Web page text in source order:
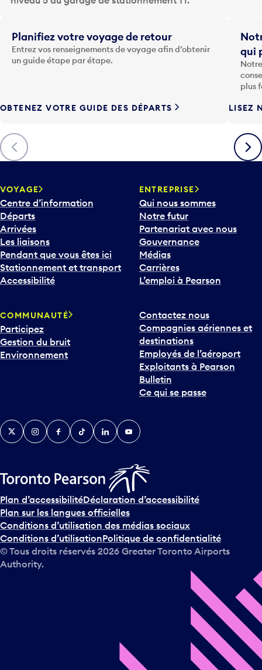
l
t
o
u
F
è
c
h
v
e
r
s
l
e
b
a
o
u
r
i
v
e
n
s
u
r
l
e
c
a
Précédent
Planifiez votre voyage de retour
Entrez vos renseignements de voyage afin d’obtenir
un guide étape par étape.
OBTENEZ VOTRE GUIDE DES DÉPARTS
qui
plus
LISEZ
VOYAGE
Centre d’information
Départs
Arrivées
Les liaisons
Pendant que vous êtes ici
Stationnement et transport
Accessibilité
ENTREPRISE
Qui nous sommes
Notre futur
Partenariat avec nous
Gouvernance
Médias
Carrières
L’emploi à Pearson
COMMUNAUTÉ
Participez
Gestion du bruit
Environnement
Contactez nous
Compagnies aériennes et
destinations
Employés de l’aéroport
Exploitants à Pearson
Bulletin
Ce qui se passe
TwitterInstagramFacebook
TikTokLinkedInYouTube
Plan d’accessibilitéDéclaration d’accessibilité
Plan sur les langues officielles
Conditions d’utilisation des médias sociaux
Conditions d’utilisationPolitique de confidentialité
© Tous droits réservés 2026 Greater Toronto Airports
Authority.